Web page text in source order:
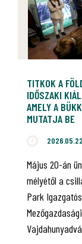
TITKOK A
IDŐSZAKI
AMELY A
MUTATJA BE
Május 20-án
mélyétől a
Park